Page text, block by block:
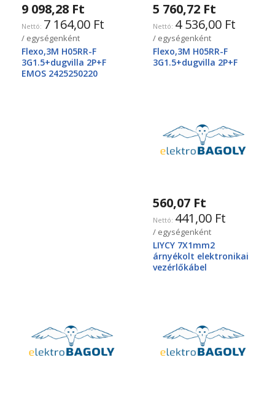
9 098,28 Ft
7 164,00 Ft
/ egységenként
Flexo,3M H05RR-F
3G1.5+dugvilla 2P+F
EMOS 2425250220
5 760,72 Ft
4 536,00 Ft
/ egységenként
Flexo,3M H05RR-F
3G1.5+dugvilla 2P+F
560,07 Ft
441,00 Ft
/ egységenként
LIYCY 7X1mm2
árnyékolt elektronikai
vezérlőkábel